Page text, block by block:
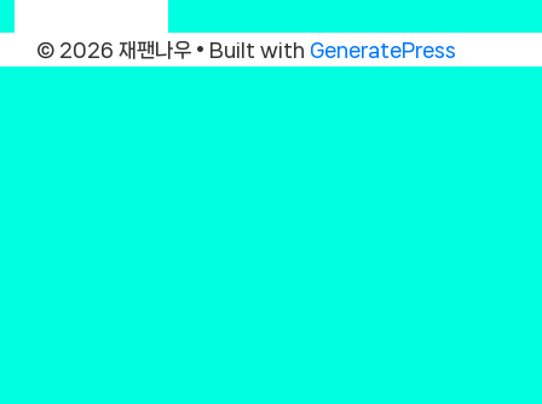
© 2026 재팬나우 • Built with GeneratePress